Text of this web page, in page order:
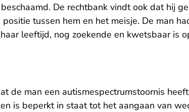
De rechtbank vindt ook dat hij
tussen hem en het meisje. De man
leeftijd, nog zoekende en kwetsbaar is
de man een autismespectrumstoornis
is beperkt in staat tot het aangaan van